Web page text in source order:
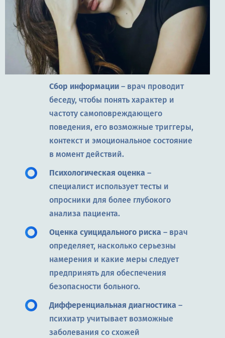
Сбор информации – врач проводит
беседу, чтобы понять характер и
частоту самоповреждающего
поведения, его возможные триггеры,
контекст и эмоциональное состояние
в момент действий.
Психологическая оценка –
специалист использует тесты и
опросники для более глубокого
анализа пациента.
Оценка суицидального риска – врач
определяет, насколько серьезны
намерения и какие меры следует
предпринять для обеспечения
безопасности больного.
Дифференциальная диагностика –
психиатр учитывает возможные
заболевания со схожей